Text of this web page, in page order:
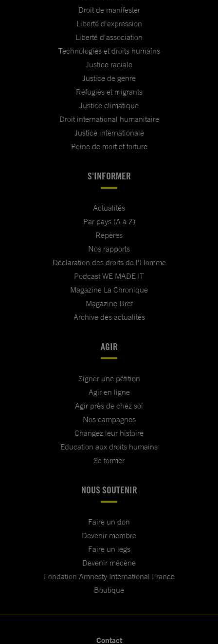
Droit de manifester
Liberté d'expression
Liberté d'association
Technologies et droits humains
Justice raciale
Justice de genre
Réfugiés et migrants
Justice climatique
Droit international humanitaire
Justice internationale
Peine de mort et torture
S'INFORMER
Actualités
Par pays (A à Z)
Repères
Nos rapports
Déclaration des droits de l'Homme
Podcast WE MADE IT
Magazine La Chronique
Magazine Bref
Archive des actualités
AGIR
Signer une pétition
Agir en ligne
Agir près de chez soi
Nos campagnes
Changez leur histoire
Education aux droits humains
Se former
NOUS SOUTENIR
Faire un don
Devenir membre
Faire un legs
Devenir mécène
Fondation Amnesty International France
Boutique
Contact